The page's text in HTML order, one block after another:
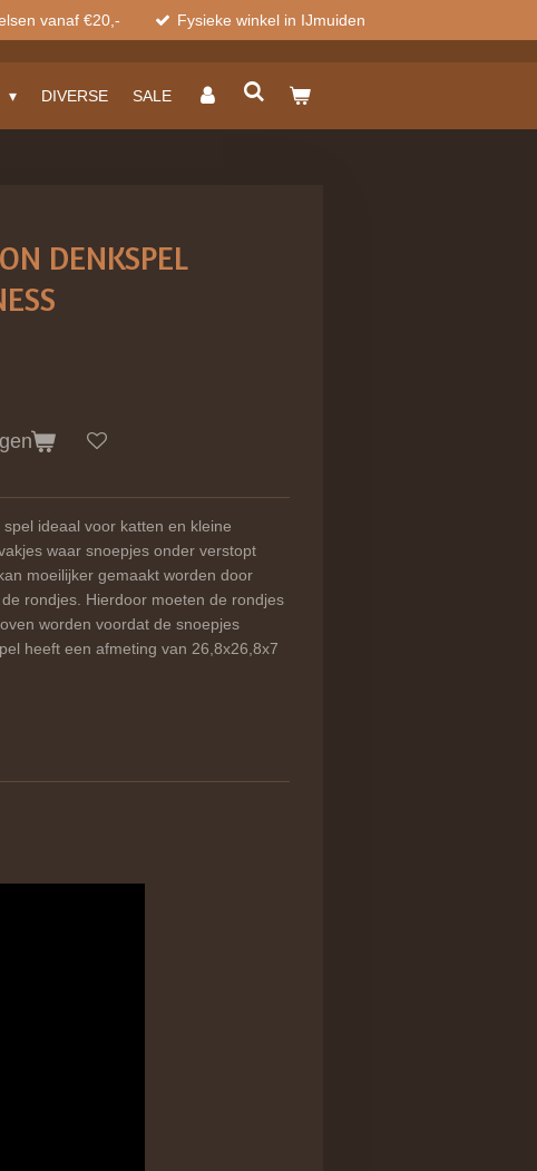
vanaf €20,- Fysieke winkel in IJmuiden
DIVERSE SALE
DENKSPEL
ideaal voor katten en kleine
waar snoepjes onder verstopt
moeilijker gemaakt worden door
rondjes. Hierdoor moeten de rondjes
worden voordat de snoepjes
heeft een afmeting van 26,8x26,8x7